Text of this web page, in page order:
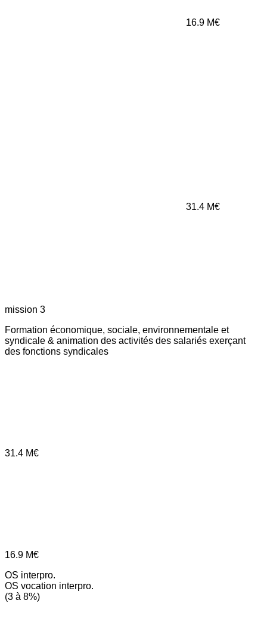
16.9 M€
31.4 M€
mission 3
Formation économique, sociale, environnementale et
syndicale & animation des activités des salariés exerçant
des fonctions syndicales
31.4 M€
16.9 M€
OS interpro.
OS vocation interpro.
(3 à 8%)